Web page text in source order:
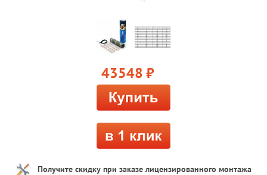
43548 руб.
Получите скидку при заказе лицензированного монтажа